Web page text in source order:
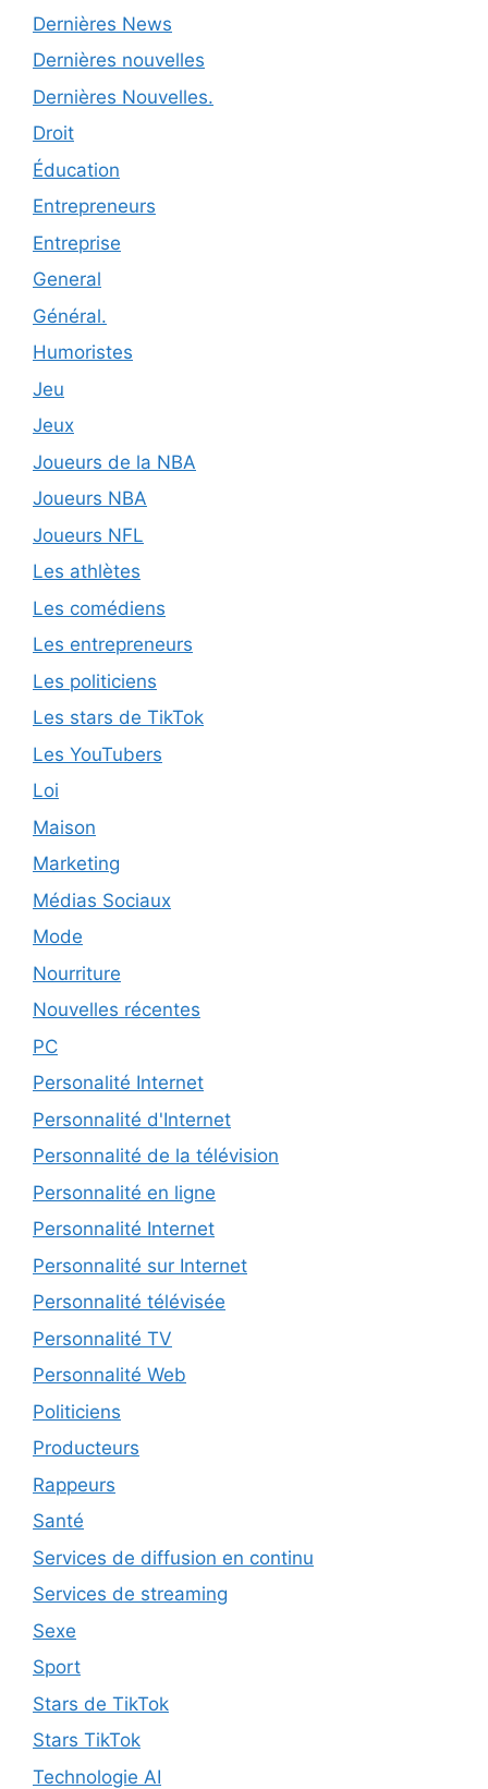
Dernières News
Dernières nouvelles
Dernières Nouvelles.
Droit
Éducation
Entrepreneurs
Entreprise
General
Général.
Humoristes
Jeu
Jeux
Joueurs de la NBA
Joueurs NBA
Joueurs NFL
Les athlètes
Les comédiens
Les entrepreneurs
Les politiciens
Les stars de TikTok
Les YouTubers
Loi
Maison
Marketing
Médias Sociaux
Mode
Nourriture
Nouvelles récentes
PC
Personalité Internet
Personnalité d'Internet
Personnalité de la télévision
Personnalité en ligne
Personnalité Internet
Personnalité sur Internet
Personnalité télévisée
Personnalité TV
Personnalité Web
Politiciens
Producteurs
Rappeurs
Santé
Services de diffusion en continu
Services de streaming
Sexe
Sport
Stars de TikTok
Stars TikTok
Technologie AI